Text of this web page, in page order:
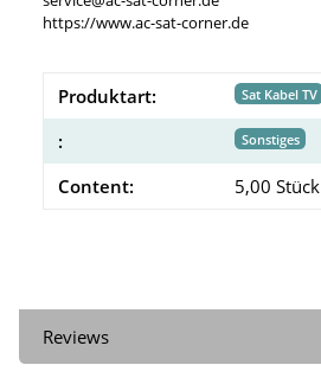
https://www.ac-sat-corner.de
Produktart: Sat Kabel TV
: Sonstiges
Content: 5,00 Stück
Reviews